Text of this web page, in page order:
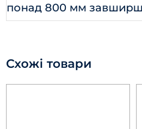
понад 800 мм
Схожі товари